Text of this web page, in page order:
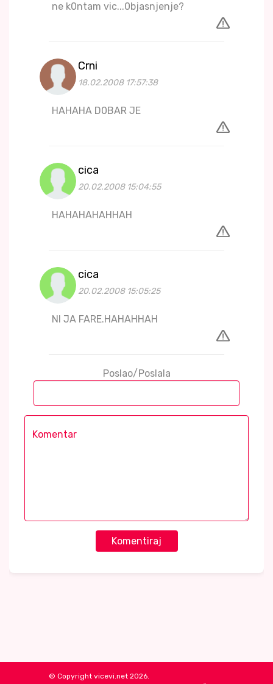
ne k0ntam vic...0bjasnjenje?
Crni
18.02.2008 17:57:38
HAHAHA D0BAR JE
cica
20.02.2008 15:04:55
HAHAHAHAHHAH
cica
20.02.2008 15:05:25
NI JA FARE.HAHAHHAH
Poslao/Poslala
Komentiraj
© Copyright vicevi.net 2026.